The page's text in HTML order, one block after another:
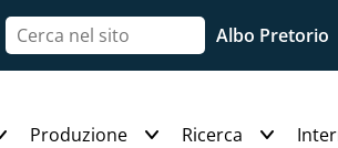
Albo Pretorio
Produzione Ricerca